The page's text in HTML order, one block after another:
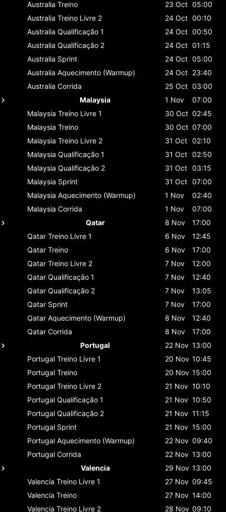
Australia Treino 23 Oct 05:00
Australia Treino Livre 2 24 Oct 00:10
Australia Qualificação 1 24 Oct 00:50
Australia Qualificação 2 24 Oct 01:15
Australia Sprint 24 Oct 05:00
Australia Aquecimento (Warmup) 24 Oct 23:40
Australia Corrida 25 Oct 03:00
Malaysia
1 Nov
07:00
Malaysia Treino Livre 1 30 Oct 02:45
Malaysia Treino 30 Oct 07:00
Malaysia Treino Livre 2 31 Oct 02:10
Malaysia Qualificação 1 31 Oct 02:50
Malaysia Qualificação 2 31 Oct 03:15
Malaysia Sprint 31 Oct 07:00
Malaysia Aquecimento (Warmup) 1 Nov
02:40
Malaysia Corrida 1 Nov
07:00
Qatar
8 Nov
17:00
Qatar Treino Livre 1 6 Nov
12:45
Qatar Treino 6 Nov
17:00
Qatar Treino Livre 2 7 Nov
12:00
Qatar Qualificação 1 7 Nov
12:40
Qatar Qualificação 2 7 Nov
13:05
Qatar Sprint 7 Nov
17:00
Qatar Aquecimento (Warmup) 8 Nov
12:40
Qatar Corrida 8 Nov
17:00
Portugal
22 Nov 13:00
Portugal Treino Livre 1 20 Nov 10:45
Portugal Treino 20 Nov 15:00
Portugal Treino Livre 2 21 Nov 10:10
Portugal Qualificação 1 21 Nov 10:50
Portugal Qualificação 2 21 Nov 11:15
Portugal Sprint 21 Nov 15:00
Portugal Aquecimento (Warmup) 22 Nov 09:40
Portugal Corrida 22 Nov 13:00
Valencia
29 Nov 13:00
Valencia Treino Livre 1 27 Nov 09:45
Valencia Treino 27 Nov 14:00
Valencia Treino Livre 2 28 Nov 09:10